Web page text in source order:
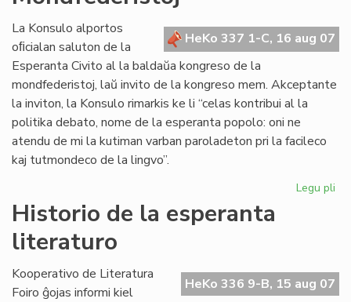
HeKo 337 1-C, 16 aug 07
La Konsulo alportos
oﬁcialan saluton de la
Esperanta Civito al la baldaŭa kongreso de la
mondfederistoj, laŭ invito de la kongreso mem. Akceptante
la inviton, la Konsulo rimarkis ke li “celas kontribui al la
politika debato, nome de la esperanta popolo: oni ne
atendu de mi la kutiman varban paroladeton pri la facileco
kaj tutmondeco de la lingvo”.
Legu pli
la
Historio de la esperanta
literaturo
HeKo 336 9-B, 15 aug 07
Kooperativo de Literatura
Foiro ĝojas informi kiel